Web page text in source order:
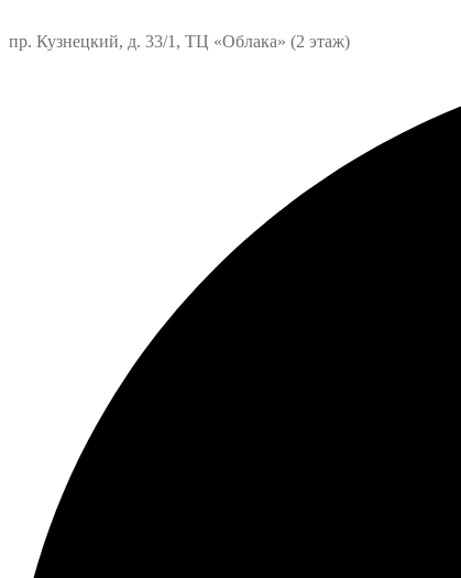
пр. Кузнецкий, д. 33/1, ТЦ «Облака» (2 этаж)